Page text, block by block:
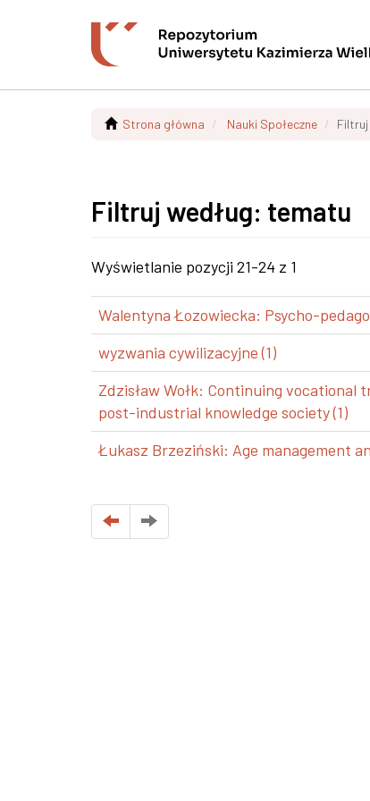
Strona główna Nauki Społeczne
Filtruj według: tematu
Wyświetlanie pozycji 21-24 z 1
Walentyna Łozowiecka: Psycho-
wyzwania cywilizacyjne (1)
Zdzisław Wołk: Continuing
post-industrial knowledge society (1)
Łukasz Brzeziński: Age management